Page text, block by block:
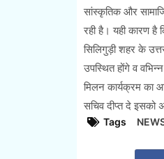
सांस्कृतिक और
रही है। यही कारण है
सिलिगुड़ी शहर के
उपस्थित होंगे व
मिलन कार्यक्रम का
सचिव दीप्त दे
Tags